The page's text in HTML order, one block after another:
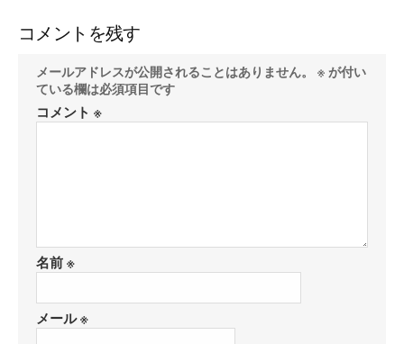
コメントを残す
メールアドレスが公開されることはありません。
※が付い
ている欄は必須項目です
コメント ※
名前※
メール※